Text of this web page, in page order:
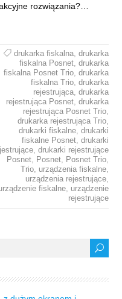
rozwiązania?…
drukarka fiskalna, drukarka
fiskalna Posnet, drukarka
fiskalna Posnet Trio, drukarka
fiskalna Trio, drukarka
rejestrująca, drukarka
rejestrująca Posnet, drukarka
rejestrująca Posnet Trio,
drukarka rejestrująca Trio,
drukarki fiskalne, drukarki
fiskalne Posnet, drukarki
, drukarki rejestrujące
Posnet, Posnet, Posnet Trio,
Trio, urządzenia fiskalne,
urządzenia rejestrujące,
fiskalne, urządzenie
rejestrujące